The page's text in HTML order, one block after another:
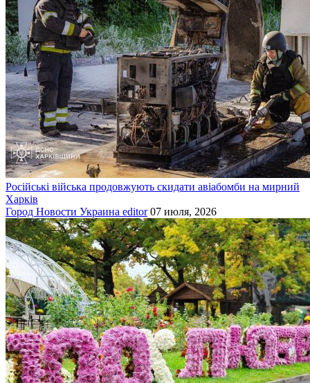
Російські війська продовжують скидати авіабомби на мирний
Харків
Город Новости Украина editor 07 июля, 2026